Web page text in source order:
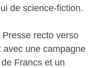
de science-fiction.
recto verso
avec une campagne
Francs et un